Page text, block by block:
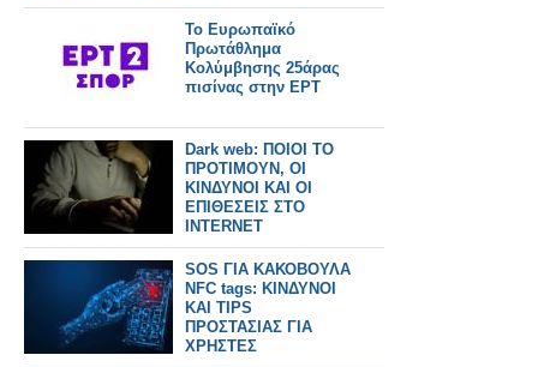
Το Ευρωπαϊκό
Πρωτάθλημα
Κολύμβησης 25άρας
πισίνας στην ΕΡΤ
Dark web: ΠΟΙΟΙ ΤΟ
ΠΡΟΤΙΜΟΥΝ, ΟΙ
ΚΙΝΔΥΝΟΙ ΚΑΙ ΟΙ
ΕΠΙΘΕΣΕΙΣ ΣΤΟ
INTERNET
SOS ΓΙΑ ΚΑΚΟΒΟΥΛΑ
NFC tags: ΚΙΝΔΥΝΟΙ
ΚΑΙ TIPS
ΠΡΟΣΤΑΣΙΑΣ ΓΙΑ
ΧΡΗΣΤΕΣ